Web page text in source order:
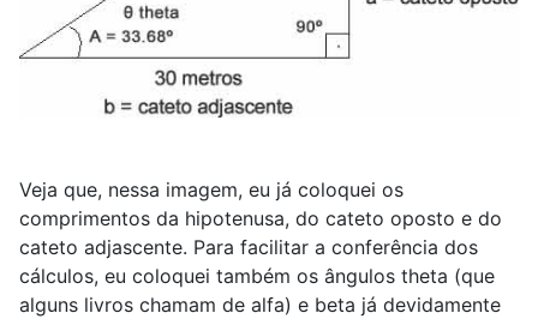
Veja que, nessa imagem, eu já coloquei os
comprimentos da hipotenusa, do cateto oposto e do
cateto adjascente. Para facilitar a conferência dos
cálculos, eu coloquei também os ângulos theta (que
alguns livros chamam de alfa) e beta já devidamente